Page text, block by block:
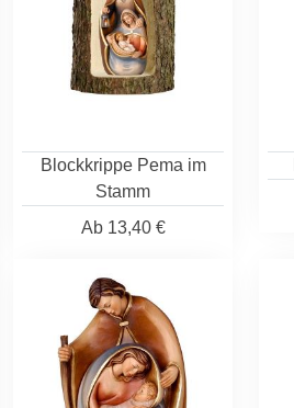
Blockkrippe Pema im
Stamm
Ab13,40 €